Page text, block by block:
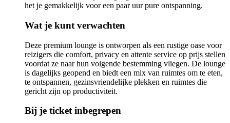
het je gemakkelijk voor een paar uur pure ontspanning.
Wat je kunt verwachten
Deze premium lounge is ontworpen als een rustige oase voor
reizigers die comfort, privacy en attente service op prijs stellen
voordat ze naar hun volgende bestemming vliegen. De lounge
is dagelijks geopend en biedt een mix van ruimtes om te eten,
te ontspannen, gezinsvriendelijke plekken en ruimtes die
gericht zijn op productiviteit.
Bij je ticket inbegrepen